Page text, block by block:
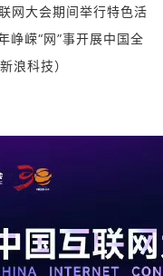
网大会期间举行特色活
峥嵘“网”事开展中国全
浪科技）